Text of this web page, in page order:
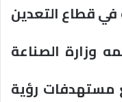
في قطاع التعدين
وزارة الصناعة
مستهدفات رؤية